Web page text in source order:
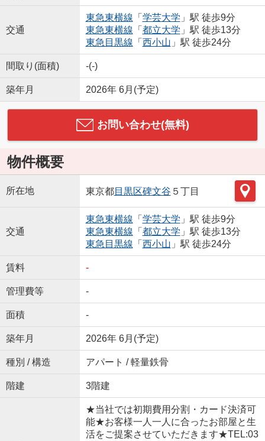
交通
東急東横線 「 学芸大学 」駅 徒歩9分
東急東横線 「 都立大学 」駅 徒歩13分
東急目黒線 「 西小山 」駅 徒歩24分
間取り(面積) -(-)
築年月 2026年 6月(予定)
お問い合わせ(無料)
物件概要
所在地 東京都目黒区碑文谷 ５丁目
交通
東急東横線 「 学芸大学 」駅 徒歩9分
東急東横線 「 都立大学 」駅 徒歩13分
東急目黒線 「 西小山 」駅 徒歩24分
賃料 -
管理費等 -
面積 -
築年月 2026年 6月(予定)
種別 / 構造 アパート / 軽量鉄骨
階建 3階建
★当社では初期費用分割・カード決済可
能★お客様一人一人に合ったお部屋と生
活をご提案させていただきます★TEL:03